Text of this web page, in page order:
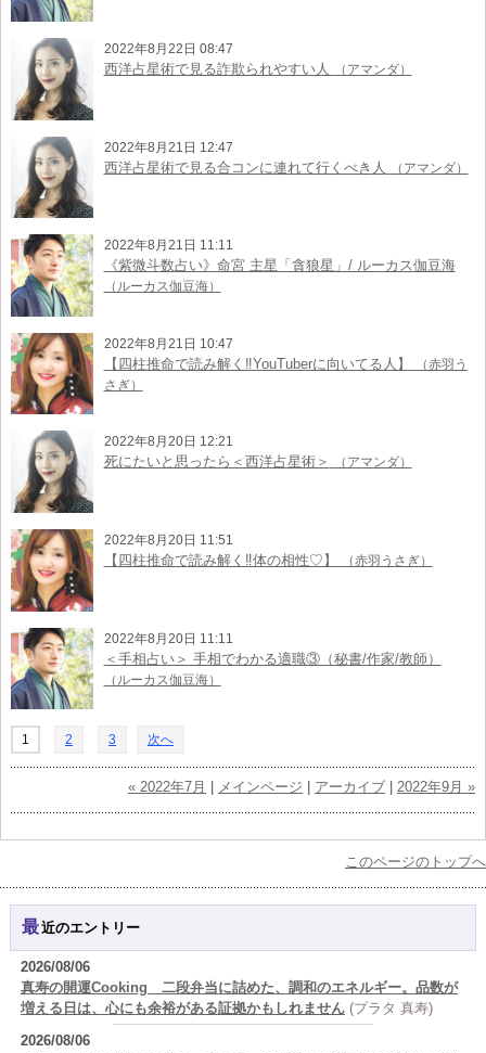
2022年8月22日 08:47
西洋占星術で見る詐欺られやすい人 （アマンダ）
2022年8月21日 12:47
西洋占星術で見る合コンに連れて行くべき人 （アマンダ）
2022年8月21日 11:11
《紫微斗数占い》命宮 主星「貪狼星」/ ルーカス伽豆海
（ルーカス伽豆海）
2022年8月21日 10:47
【四柱推命で読み解く‼︎YouTuberに向いてる人】
（赤羽う
さぎ）
2022年8月20日 12:21
死にたいと思ったら＜西洋占星術＞ （アマンダ）
2022年8月20日 11:51
【四柱推命で読み解く‼︎体の相性♡︎】 （赤羽うさぎ）
2022年8月20日 11:11
＜手相占い＞ 手相でわかる適職③（秘書/作家/教師）
（ルーカス伽豆海）
1 2 3 次へ
« 2022年7月 メインページ アーカイブ |2022年9月 »
このページのトップへ
最近のエントリー
2026/08/06
真寿の開運Cooking 二段弁当に詰めた、調和のエネルギー。品数が
増える日は、心にも余裕がある証拠かもしれません (プラタ 真寿)
2026/08/06